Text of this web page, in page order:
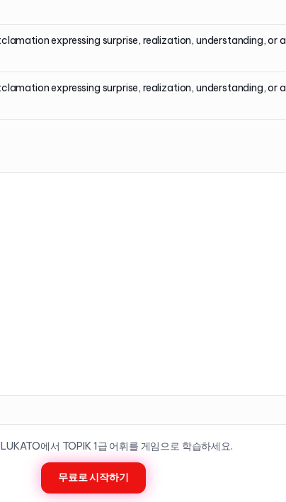
expressing surprise, realization, understanding, or a
expressing surprise, realization, understanding, or a
에서 TOPIK 1급 어휘를 게임으로 학습하세요.
무료로 시작하기